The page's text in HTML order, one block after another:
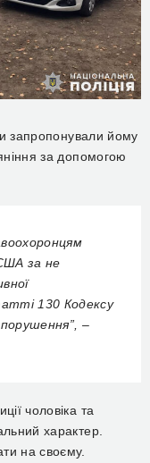
запропонували йому
за допомогою
за не
130 Кодексу
–
чоловіка та
характер.
на своєму.